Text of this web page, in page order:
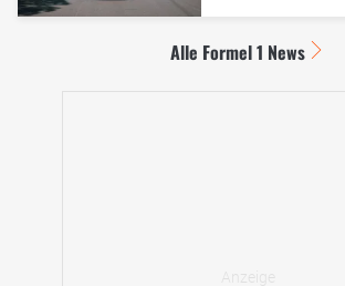
Alle Formel 1 News